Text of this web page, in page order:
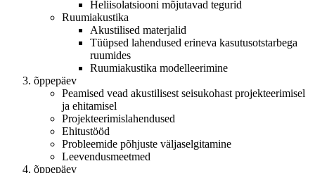
Heliisolatsiooni mõjutavad tegurid
Ruumiakustika
Akustilised materjalid
Tüüpsed lahendused erineva kasutusotstarbega
ruumides
Ruumiakustika modelleerimine
õppepäev
Peamised vead akustilisest seisukohast projekteerimisel
ja ehitamisel
Projekteerimislahendused
Ehitustööd
Probleemide põhjuste väljaselgitamine
Leevendusmeetmed
õppepäev